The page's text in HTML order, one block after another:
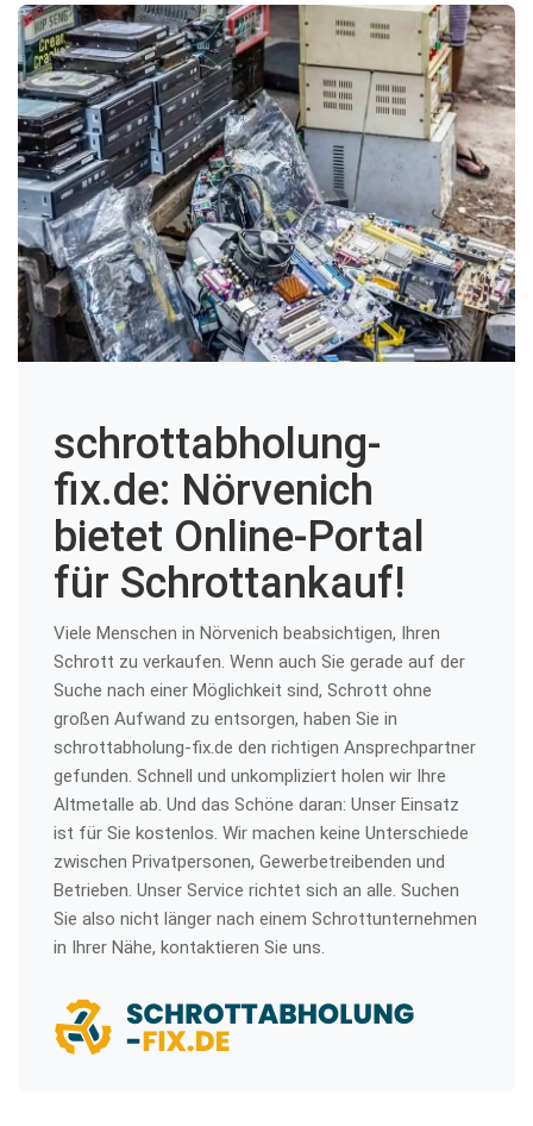
schrottabholung-
fix.de: Nörvenich
bietet Online-Portal
für Schrottankauf!
Viele Menschen in Nörvenich beabsichtigen, Ihren
Schrott zu verkaufen. Wenn auch Sie gerade auf der
Suche nach einer Möglichkeit sind, Schrott ohne
großen Aufwand zu entsorgen, haben Sie in
schrottabholung-fix.de den richtigen Ansprechpartner
gefunden. Schnell und unkompliziert holen wir Ihre
Altmetalle ab. Und das Schöne daran: Unser Einsatz
ist für Sie kostenlos. Wir machen keine Unterschiede
zwischen Privatpersonen, Gewerbetreibenden und
Betrieben. Unser Service richtet sich an alle. Suchen
Sie also nicht länger nach einem Schrottunternehmen
in Ihrer Nähe, kontaktieren Sie uns.